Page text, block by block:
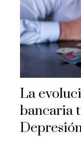
La
bancaria